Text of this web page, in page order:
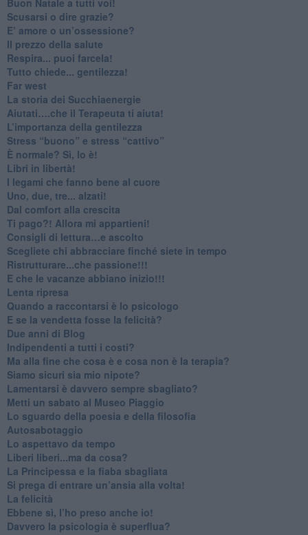
​Scusarsi o dire grazie?
​E’ amore o un’ossessione?
​Il prezzo della salute
​Respira... puoi farcela!
​Tutto chiede... gentilezza!
​Far west
​La storia dei Succhiaenergie
​Aiutati….che il Terapeuta ti aiuta!
​L’importanza della gentilezza
​Stress “buono” e stress “cattivo”
​È normale? Sì, lo è!
​Libri in libertà!
​I legami che fanno bene al cuore
Uno, due, tre... alzati!​
​Dal comfort alla crescita
​Ti pago?! Allora mi appartieni!​
​Consigli di lettura…e ascolto
​Scegliete chi abbracciare finché siete in tempo
​Ristrutturare...che passione!!!
​E che le vacanze abbiano inizio!!!
​Lenta ripresa
​Quando a raccontarsi è lo psicologo
​E se la vendetta fosse la felicità?
​Due anni di Blog
​Indipendenti a tutti i costi?
​Ma alla fine che cosa è e cosa non è la terapia?
​Siamo sicuri sia mio nipote?
​Lamentarsi è davvero sempre sbagliato?
​Metti un sabato al Museo Piaggio
​Lo sguardo della poesia e della filosofia
Autosabotaggio
​Lo aspettavo da tempo
​Liberi liberi...ma da cosa?
​La Principessa e la fiaba sbagliata
Si prega di entrare un’ansia alla volta!
​La felicità
​Ebbene sì, l’ho preso anche io!
​Davvero la psicologia è superflua?